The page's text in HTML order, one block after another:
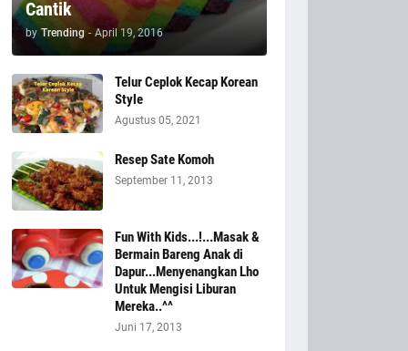
Cantik
by Trending - April 19, 2016
Telur Ceplok Kecap Korean
Style
Agustus 05, 2021
Resep Sate Komoh
September 11, 2013
Fun With Kids...!...Masak &
Bermain Bareng Anak di
Dapur...Menyenangkan Lho
Untuk Mengisi Liburan
Mereka..^^
Juni 17, 2013